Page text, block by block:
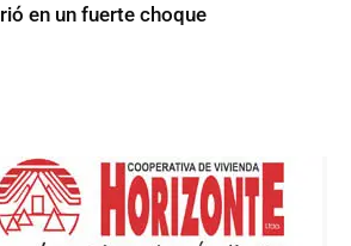
en un fuerte choque